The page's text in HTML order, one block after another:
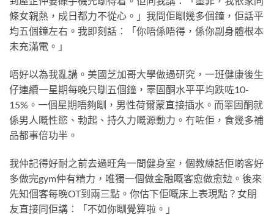
條女親熱，成日都力不從心。」我問佢瞓幾多個鐘，佢話平
均五個鐘左右。我即刻話：「你唔係唔得，係你副身體根本
未充滿電。」
唔好以為我亂講。美國芝加哥大學做過研究，一班健康後生
仔連續一星期每晚只瞓五個鐘，睪固酮水平平均跌咗10-
15%。一個星期唔夠瞓，男性荷爾蒙直接插水。而睪固酮就
係男人嘅性慾、勃起、持久力嘅源動力。冇咗佢，食幾多補
品都事倍功半。
我仲記得好耐之前去過旺角一間健身室，個教練話佢啲客好
多做完gym仲有精力，唯獨一個做金融嘅客愈做愈攰。後來
先知個客每晚OT到兩三點。你估下佢嘅床上表現點？女朋
友直接同佢講：「不如你瞓覺算啦。」